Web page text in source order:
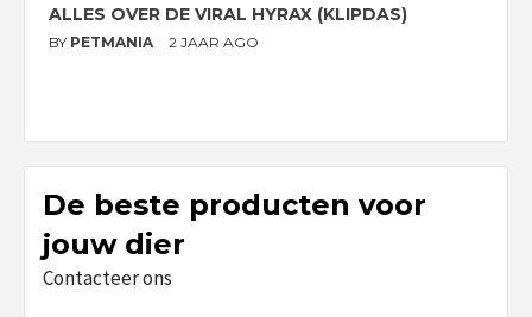
ALLES OVER DE VIRAL HYRAX (KLIPDAS)
BY PETMANIA 2 JAAR AGO
De beste producten voor
jouw dier
Contacteer ons